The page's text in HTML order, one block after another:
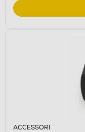
ACCESSORI